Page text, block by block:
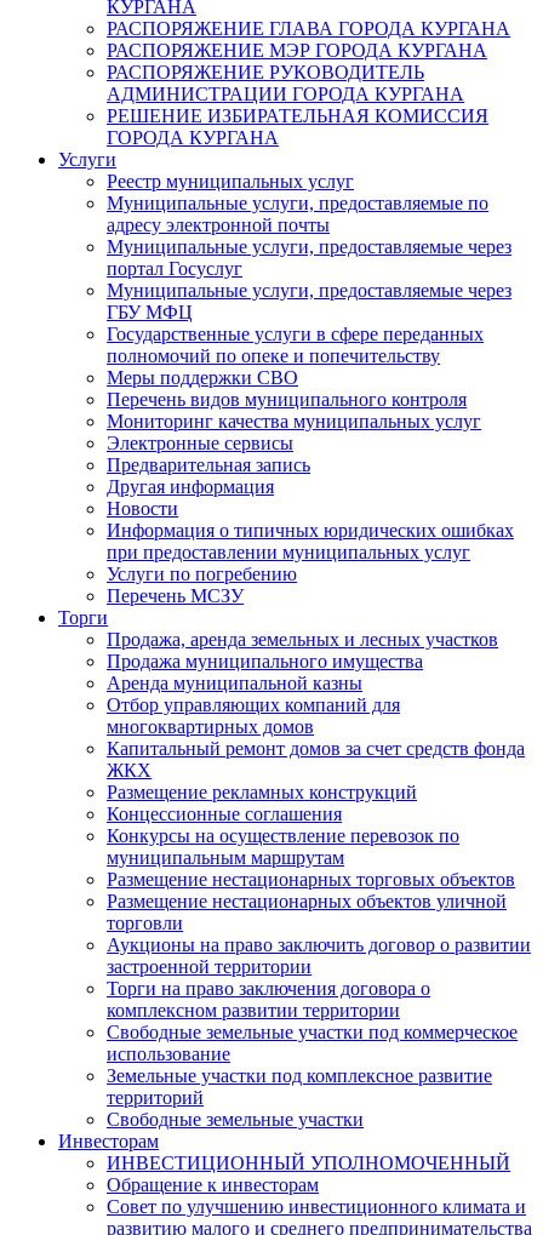
КУРГАНА
РАСПОРЯЖЕНИЕ ГЛАВА ГОРОДА КУРГАНА
РАСПОРЯЖЕНИЕ МЭР ГОРОДА КУРГАНА
РАСПОРЯЖЕНИЕ РУКОВОДИТЕЛЬ
АДМИНИСТРАЦИИ ГОРОДА КУРГАНА
РЕШЕНИЕ ИЗБИРАТЕЛЬНАЯ КОМИССИЯ
ГОРОДА КУРГАНА
Услуги
Реестр муниципальных услуг
Муниципальные услуги, предоставляемые по
адресу электронной почты
Муниципальные услуги, предоставляемые через
портал Госуслуг
Муниципальные услуги, предоставляемые через
ГБУ МФЦ
Государственные услуги в сфере переданных
полномочий по опеке и попечительству
Меры поддержки СВО
Перечень видов муниципального контроля
Мониторинг качества муниципальных услуг
Электронные сервисы
Предварительная запись
Другая информация
Новости
Информация о типичных юридических ошибках
при предоставлении муниципальных услуг
Услуги по погребению
Перечень МСЗУ
Торги
Продажа, аренда земельных и лесных участков
Продажа муниципального имущества
Аренда муниципальной казны
Отбор управляющих компаний для
многоквартирных домов
Капитальный ремонт домов за счет средств фонда
ЖКХ
Размещение рекламных конструкций
Концессионные соглашения
Конкурсы на осуществление перевозок по
муниципальным маршрутам
Размещение нестационарных торговых объектов
Размещение нестационарных объектов уличной
торговли
Аукционы на право заключить договор о развитии
застроенной территории
Торги на право заключения договора о
комплексном развитии территории
Свободные земельные участки под коммерческое
использование
Земельные участки под комплексное развитие
территорий
Свободные земельные участки
Инвесторам
ИНВЕСТИЦИОННЫЙ УПОЛНОМОЧЕННЫЙ
Обращение к инвесторам
Совет по улучшению инвестиционного климата и
развитию малого и среднего предпринимательства